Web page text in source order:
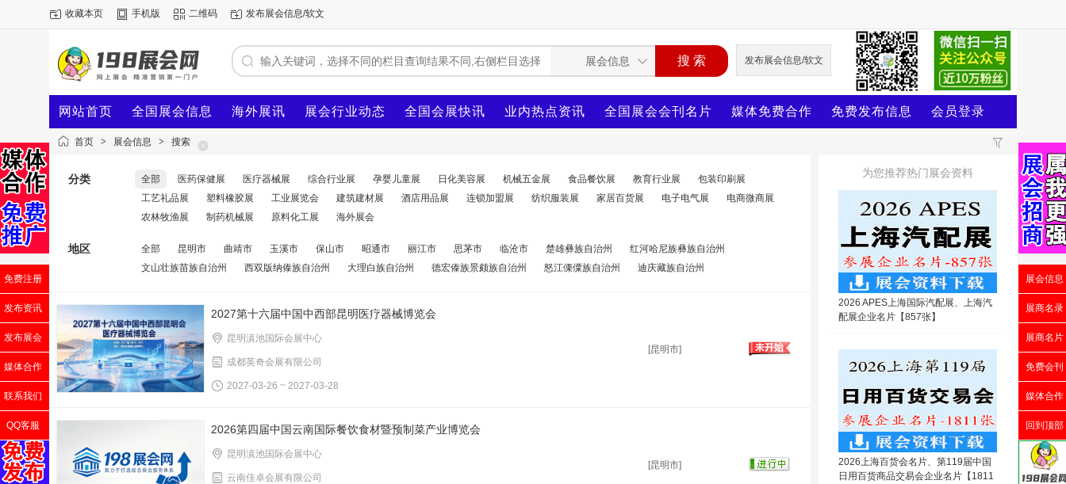
收藏本页 手机版 二维码 发布展会信息/软文
发布展会信息/软文
网站首页 全国展会信息 海外展讯 展会行业动态 全国会展快讯 业内热点资讯 全国展会会刊名片 媒体免费合作 免费发布信息 会员登录
首页 > 展会信息 > 搜索
分类 全部 医药保健展 医疗器械展 综合行业展 孕婴儿童展 日化美容展 机械五金展 食品餐饮展 教育行业展
包装印刷展
工艺礼品展
塑料橡胶展 工业展览会 建筑建材展 酒店用品展 连锁加盟展 纺织服装展 家居百货展 电子电气展
电商微商展
农林牧渔展
制药机械展 原料化工展 海外展会
地区 全部 昆明市 曲靖市 玉溪市 保山市 昭通市 丽江市 思茅市 临沧市 楚雄彝族自治州
红河哈尼族彝族自治州
文山壮族苗族自治州
西双版纳傣族自治州 大理白族自治州 德宏傣族景颇族自治州 怒江傈僳族自治州 迪庆藏族自治州
2027第十六届中国中西部昆明医疗器械博览会
昆明滇池国际会展中心
成都英奇会展有限公司
2027-03-26 ~ 2027-03-28
[昆明市]
2026第四届中国云南国际餐饮食材暨预制菜产业博览会
昆明滇池国际会展中心
云南佳卓会展有限公司
[昆明市]
为您推荐热门展会资料
2026 APES上海国际汽配展、上海汽
配展企业名片【857张】
2026上海百货会名片、第119届中国
日用百货商品交易会企业名片【1811
免费注册
发布资讯
发布展会
媒体合作
联系我们
QQ客服
展会信息
展商名录
展商名片
免费会刊
媒体合作
回到顶部